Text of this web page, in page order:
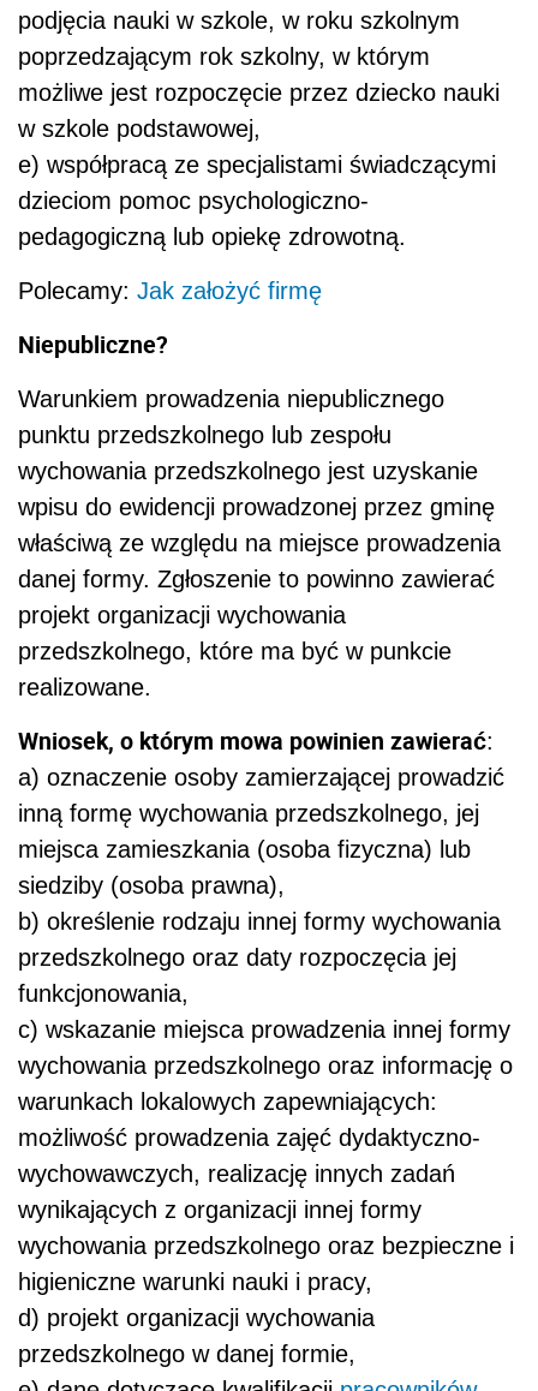
podjęcia nauki w szkole, w roku szkolnym
poprzedzającym rok szkolny, w którym
możliwe jest rozpoczęcie przez dziecko nauki
w szkole podstawowej,
e) współpracą ze specjalistami świadczącymi
dzieciom pomoc psychologiczno-
pedagogiczną lub opiekę zdrowotną.
Polecamy: Jak założyć firmę
Niepubliczne?
Warunkiem prowadzenia niepublicznego
punktu przedszkolnego lub zespołu
wychowania przedszkolnego jest uzyskanie
wpisu do ewidencji prowadzonej przez gminę
właściwą ze względu na miejsce prowadzenia
danej formy. Zgłoszenie to powinno zawierać
projekt organizacji wychowania
przedszkolnego, które ma być w punkcie
realizowane.
Wniosek, o którym mowa powinien zawierać:
a) oznaczenie osoby zamierzającej prowadzić
inną formę wychowania przedszkolnego, jej
miejsca zamieszkania (osoba fizyczna) lub
siedziby (osoba prawna),
b) określenie rodzaju innej formy wychowania
przedszkolnego oraz daty rozpoczęcia jej
funkcjonowania,
c) wskazanie miejsca prowadzenia innej formy
wychowania przedszkolnego oraz informację o
warunkach lokalowych zapewniających:
możliwość prowadzenia zajęć dydaktyczno-
wychowawczych, realizację innych zadań
wynikających z organizacji innej formy
wychowania przedszkolnego oraz bezpieczne i
higieniczne warunki nauki i pracy,
d) projekt organizacji wychowania
przedszkolnego w danej formie,